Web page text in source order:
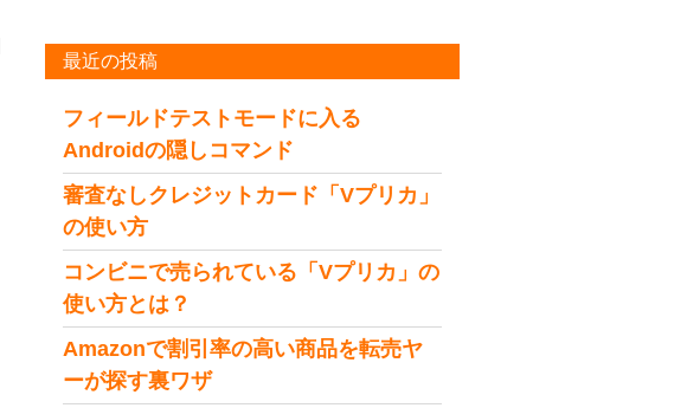
最近の投稿
フィールドテストモードに入る
Androidの隠しコマンド
審査なしクレジットカード「Vプリカ」
の使い方
コンビニで売られている「Vプリカ」の
使い方とは？
Amazonで割引率の高い商品を転売ヤ
ーが探す裏ワザ